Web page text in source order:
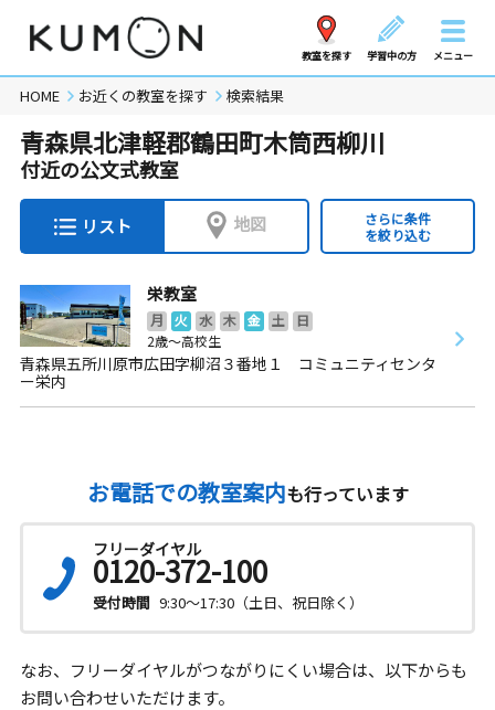
教室を探す 学習中の方 メニュー
HOME お近くの教室を探す 検索結果
青森県北津軽郡鶴田町木筒西柳川
付近の公文式教室
リスト 地図
さらに条件
を絞り込む
栄教室
月 火 水 木 金 土
日
2歳～高校生
青森県五所川原市広田字柳沼３番地１ コミュニティセンタ
ー栄内
お電話での教室案内も行っています
フリーダイヤル
0120-372-100
受付時間 9:30～17:30（土日、祝日除く）
なお、フリーダイヤルがつながりにくい場合は、以下からも
お問い合わせいただけます。